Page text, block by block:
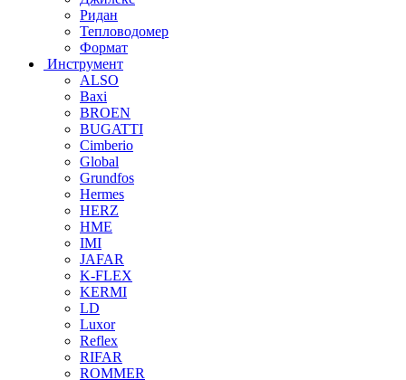
Ридан
Тепловодомер
Формат
Инструмент
ALSO
Baxi
BROEN
BUGATTI
Cimberio
Global
Grundfos
Hermes
HERZ
HME
IMI
JAFAR
K-FLEX
KERMI
LD
Luxor
Reflex
RIFAR
ROMMER